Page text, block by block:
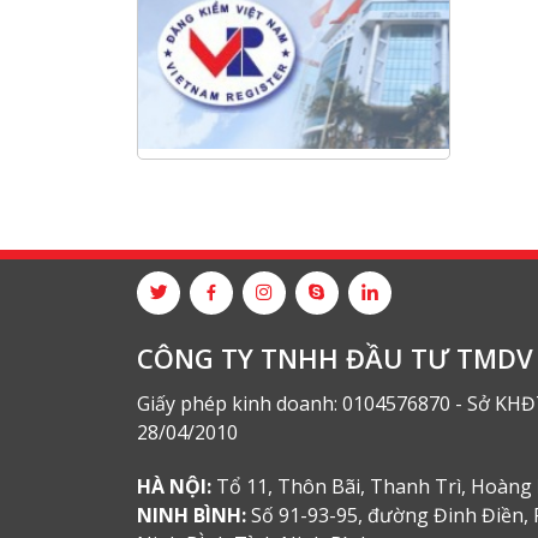
Hội nghị tổng kết công tác năm
2025 và triển khai nhiệm vụ năm
2026 do chi hội tàu du lịch Hạ
Long
NANIBI khai trương văn phòng
Tập đoàn Công nghiệp nặng Sơn
Đông tổ chức Hội nghị đối tác
toàn cầu tại Jakarta
CÔNG TY TNHH ĐẦU TƯ
Giấy phép kinh doanh: 0104576870 - Sở
28/04/2010
HÀ NỘI: Tổ 11, Thôn Bãi, Thanh Trì, Hoàng
NINH BÌNH:Số 91-93-95, đường Đinh Điền,